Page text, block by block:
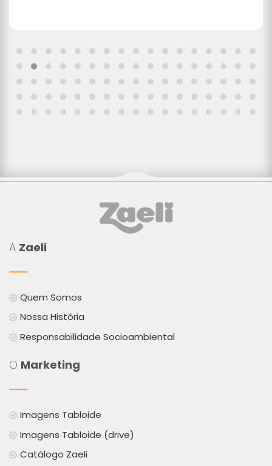
A Zaeli
Quem Somos
Nossa História
Responsabilidade Socioambiental
O Marketing
Imagens Tabloide
Imagens Tabloide (drive)
Catálogo Zaeli